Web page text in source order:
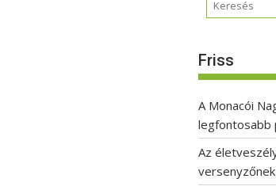
Friss
A Monacói
legfontosabb
Az
versenyzőnek